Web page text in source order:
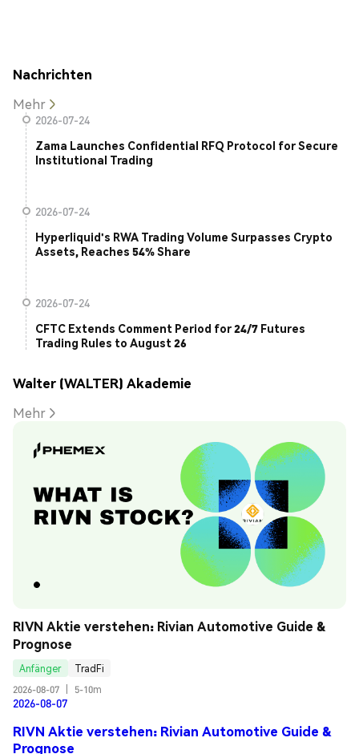
Nachrichten
Mehr
2026-07-24
Zama Launches Confidential RFQ Protocol for Secure
Institutional Trading
2026-07-24
Hyperliquid's RWA Trading Volume Surpasses Crypto
Assets, Reaches 54% Share
2026-07-24
CFTC Extends Comment Period for 24/7 Futures
Trading Rules to August 26
Walter (WALTER) Akademie
Mehr
RIVN Aktie verstehen: Rivian Automotive Guide &
Prognose
Anfänger
TradFi
2026-08-07
5-10m
2026-08-07
RIVN Aktie verstehen: Rivian Automotive Guide &
Prognose